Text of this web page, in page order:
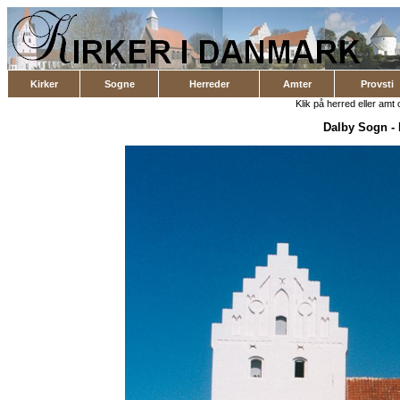
Kirker Sogne Herreder Amter
Provsti
Klik på herred eller amt
Dalby Sogn-